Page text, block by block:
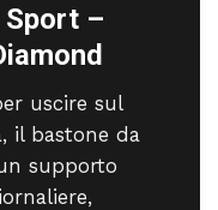
Sport –
uscire sul
il bastone da
supporto